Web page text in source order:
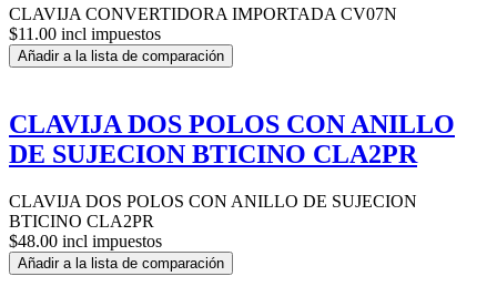
CLAVIJA CONVERTIDORA IMPORTADA CV07N
$11.00 incl impuestos
Añadir a la lista de comparación
CLAVIJA DOS POLOS CON ANILLO
DE SUJECION BTICINO CLA2PR
CLAVIJA DOS POLOS CON ANILLO DE SUJECION
BTICINO CLA2PR
$48.00 incl impuestos
Añadir a la lista de comparación